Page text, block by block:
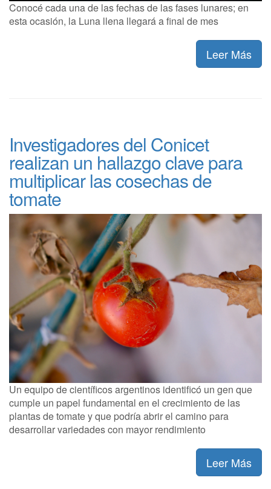
Conocé cada una de las fechas de las fases lunares; en
esta ocasión, la Luna llena llegará a final de mes
Leer Más
Investigadores del Conicet
realizan un hallazgo clave para
multiplicar las cosechas de
tomate
Un equipo de científicos argentinos identificó un gen que
cumple un papel fundamental en el crecimiento de las
plantas de tomate y que podría abrir el camino para
desarrollar variedades con mayor rendimiento
Leer Más